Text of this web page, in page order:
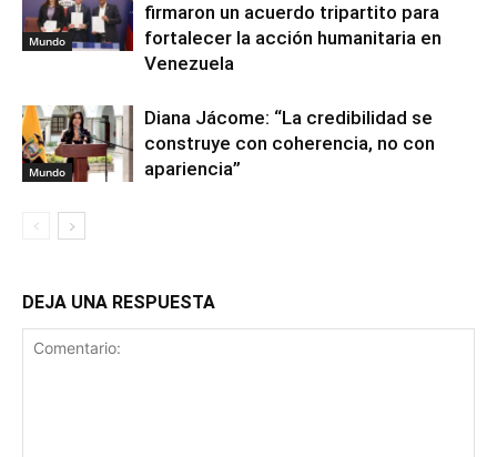
Mundo
firmaron un acuerdo tripartito para
fortalecer la acción humanitaria en
Venezuela
Mundo
Diana Jácome: “La credibilidad se
construye con coherencia, no con
apariencia”
DEJA UNA RESPUESTA